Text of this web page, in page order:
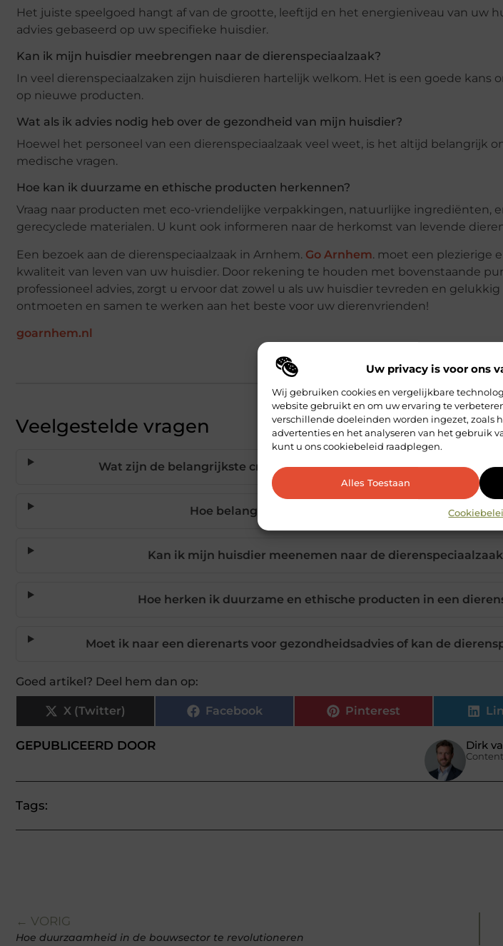
Uw privacy is voor ons
Wij gebruiken cookies en vergelijkbare
website gebruikt en om uw ervaring te
verschillende doeleinden worden ingezet, zoals
advertenties en het analyseren van het gebruik
kunt u ons cookiebeleid raadplegen.
Alles Toestaan
Het juiste speelgoed hangt af van de grootte, leeftijd en het energieniveau van uw
advies gebaseerd op uw specifieke huisdier.
Kan ik mijn huisdier meebrengen naar de dierenspeciaalzaak?
In veel dierenspeciaalzaken zijn huisdieren hartelijk welkom. Het is een goede kans
op nieuwe producten.
Wat als ik advies nodig heb over de gezondheid van mijn huisdier?
Hoewel het personeel van een dierenspeciaalzaak veel weet, is het altijd belangrijk
medische vragen.
Hoe kan ik duurzame en ethische producten herkennen?
Vraag naar producten met eco-vriendelijke verpakkingen, natuurlijke ingrediënten,
gerecyclede materialen. U kunt ook informeren naar de herkomst van levende
Een bezoek aan de dierenspeciaalzaak in Arnhem. Go Arnhem. moet een plezierige
kwaliteit van leven van uw huisdier. Door rekening te houden met bovenstaande
professioneel advies, zorgt u ervoor dat zowel u als uw huisdier tevreden en
ontmoeten en samen te werken aan het beste voor uw dierenvrienden!
goarnhem.nl
Veelgestelde vragen
Wat zijn de belangrijkste criteria voor het kiezen van een
Hoe belangrijk is kwalitatieve voeding voor mijn
Kan ik mijn huisdier meenemen naar de
Hoe herken ik duurzame en ethische producten in een
Moet ik naar een dierenarts voor gezondheidsadvies of kan de
Goed artikel? Deel hem dan op:
X (Twitter) Facebook Pinterest
GEPUBLICEERD DOOR Dirk
Tags:
← VORIG
Hoe duurzaamheid in de bouwsector te revolutioneren